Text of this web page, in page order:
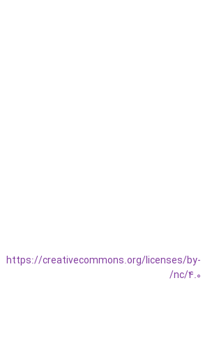
https://creativecommons.org/licenses/by-
nc/4.0/